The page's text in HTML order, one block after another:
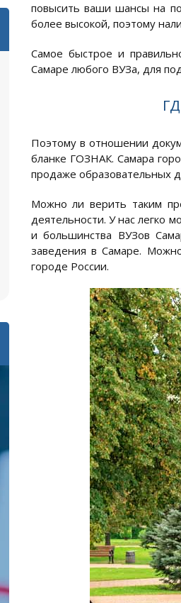
повысить ваши шансы на
более высокой, поэтому
Самое быстрое и
Самаре любого ВУЗа, для
Поэтому в отношении
бланке ГОЗНАК. Самара
продаже образовательных
Можно ли верить таким
деятельности. У нас легко
и большинства ВУЗов
заведения в Самаре.
городе России.